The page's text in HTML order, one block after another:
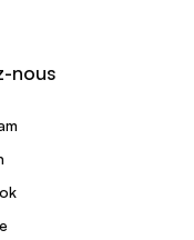
nous